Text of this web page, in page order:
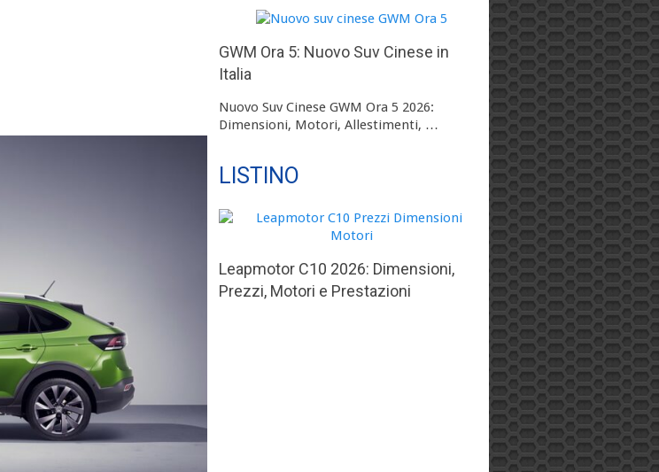
GWM Ora 5: Nuovo Suv Cinese in
Italia
Nuovo Suv Cinese GWM Ora 5 2026:
Dimensioni, Motori, Allestimenti, …
LISTINO
Leapmotor C10 2026: Dimensioni,
Prezzi, Motori e Prestazioni